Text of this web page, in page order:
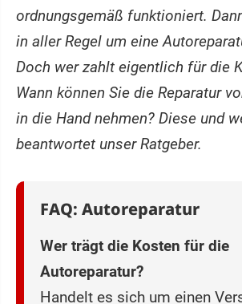
ordnungsgemäß funktioniert.
in aller Regel um eine
Doch wer zahlt eigentlich für die
Wann können Sie die Reparatur
in die Hand nehmen? Diese und
beantwortet unser Ratgeber.
FAQ: Autoreparatur
Wer trägt die Kosten für die
Autoreparatur?
Handelt es sich um einen